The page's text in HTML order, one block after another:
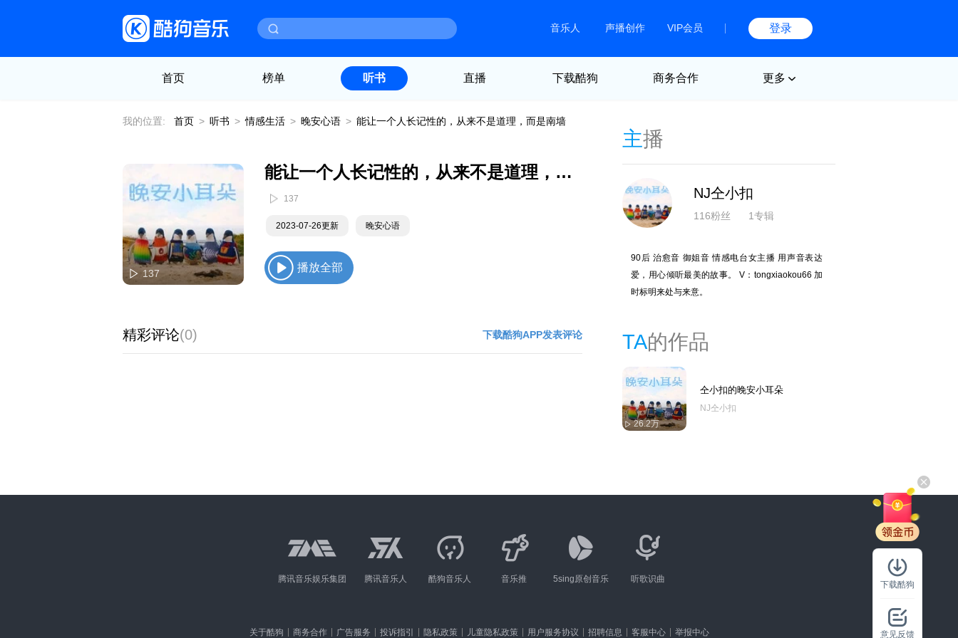
音乐人 声播创作 VIP会员 登录
首页 榜单 听书 直播 下载酷狗 商务合作 更多
我的位置: 首页 > 听书 > 情感生活 > 晚安心语 > 能让一个人长记性的，从来不是道理，而是南墙
137
能让一个人长记性的，从来不是道理，而是南墙
137
2023-07-26更新 晚安心语
播放全部
精彩评论(0) 下载酷狗APP发表评论
主播
NJ仝小扣
116粉丝 1专辑
90后 治愈音 御姐音 情感电台女主播 用声音表达
爱，用心倾听最美的故事。 V：tongxiaokou66 加
时标明来处与来意。​
TA的作品
26.2万
仝小扣的晚安小耳朵
NJ仝小扣
腾讯音乐娱乐集团 腾讯音乐人 酷狗音乐人 音乐推 5sing原创音乐 听歌识曲
关于酷狗 商务合作 广告服务 投诉指引 隐私政策 儿童隐私政策 用户服务协议 招聘信息 客服中心 举报中心
下载酷狗
意见反馈